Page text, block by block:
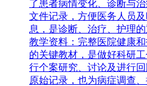
了患者病情变化、诊断与
文件记录，方便医务人员
息，是诊断、治疗、护理
教学资料：完整医院健康
的关键教材，是做好科研
行个案研究、讨论及进行
原始记录，也为病症调查